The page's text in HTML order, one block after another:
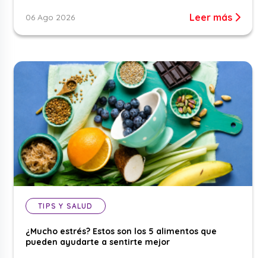
06 Ago 2026 Leer más
TIPS Y SALUD
¿Mucho estrés? Estos son los 5 alimentos que
pueden ayudarte a sentirte mejor